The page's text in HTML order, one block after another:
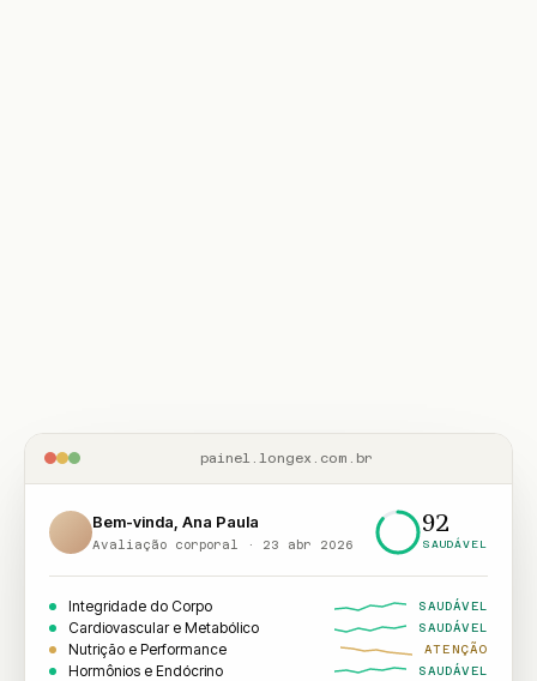
painel.longex.com.br
Bem-vinda, Ana Paula
Avaliação corporal · 23 abr 2026
92
SAUDÁVEL
Integridade do Corpo SAUDÁVEL
Cardiovascular e Metabólico SAUDÁVEL
Nutrição e Performance ATENÇÃO
Hormônios e Endócrino SAUDÁVEL